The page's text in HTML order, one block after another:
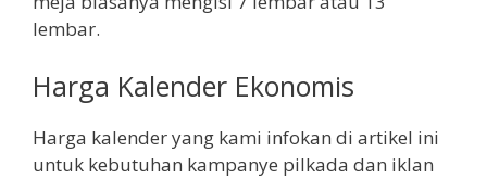
lembar.
Harga Kalender Ekonomis
Harga kalender yang kami infokan di artikel ini
untuk kebutuhan kampanye pilkada dan iklan